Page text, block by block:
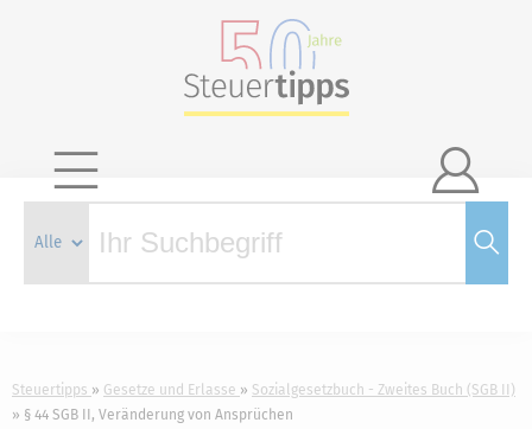

Steuertipps Gesetze und Erlasse
Sozialgesetzbuch - Zweites Buch (SGB II)
§ 44 SGB II, Veränderung von Ansprüchen